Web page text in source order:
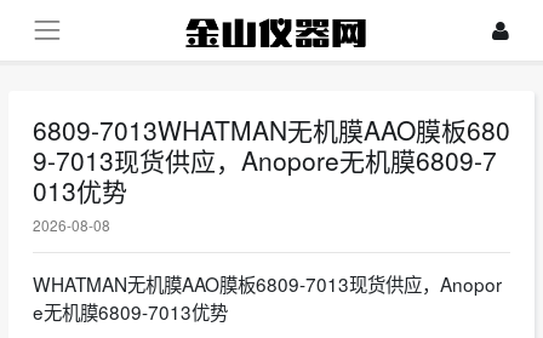
6809-7013WHATMAN无机膜AAO膜板680
9-7013现货供应，Anopore无机膜6809-7
013优势
2026-08-08
WHATMAN无机膜AAO膜板6809-7013现货供应，Anopor
e无机膜6809-7013优势